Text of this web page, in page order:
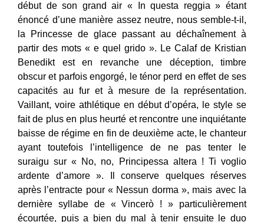
début de son grand air « In questa reggia » étant
énoncé d’une manière assez neutre, nous semble-t-il,
la Princesse de glace passant au déchaînement à
partir des mots « e quel grido ». Le Calaf de Kristian
Benedikt est en revanche une déception, timbre
obscur et parfois engorgé, le ténor perd en effet de ses
capacités au fur et à mesure de la représentation.
Vaillant, voire athlétique en début d’opéra, le style se
fait de plus en plus heurté et rencontre une inquiétante
baisse de régime en fin de deuxième acte, le chanteur
ayant toutefois l’intelligence de ne pas tenter le
suraigu sur « No, no, Principessa altera ! Ti voglio
ardente d’amore ». Il conserve quelques réserves
après l’entracte pour « Nessun dorma », mais avec la
dernière syllabe de « Vincerò ! » particulièrement
écourtée, puis a bien du mal à tenir ensuite le duo